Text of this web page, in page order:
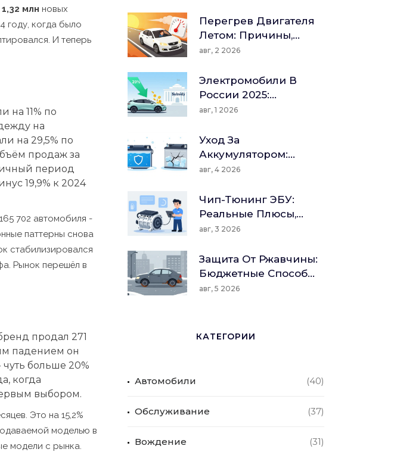
1,32 млн новых
году, когда было
И теперь
на 11% по
на
на 29,5% по
продаж за
период
19,9% к 2024
702 автомобиля -
паттерны снова
стабилизировался
Рынок перешёл в
продал 271
падением он
больше 20%
когда
выбором.
Это на 15,2%
моделью в
модели с рынка.
Перегрев Двигателя
Летом: Причины,
Признаки И
Алгоритм Действий
авг, 2 2026
Электромобили В
России 2025:
Реальные Цены,
И Подводные Камни
авг, 1 2026
Уход За
Аккумулятором:
Заряд, Плотность
Хранение Зимой
авг, 4 2026
Чип-Тюнинг ЭБУ:
Реальные Плюсы,
Риски И Правда О
авг, 3 2026
Защита От Ржавчины:
Бюджетные Способы
И Профилактика Для
авг, 5 2026
КАТЕГОРИИ
Автомобили (40)
Обслуживание (37)
Вождение (31)